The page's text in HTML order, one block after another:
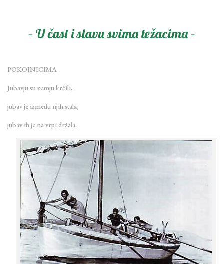
– U čast i slavu svima težacima –
POKOJNICIMA
Jubavju su zemju krčili,
jubav je između njih stala,
jubav ih je na vrpi držala.